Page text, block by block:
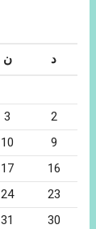
د ن
2
3
9
10
16
17
23
24
30
31